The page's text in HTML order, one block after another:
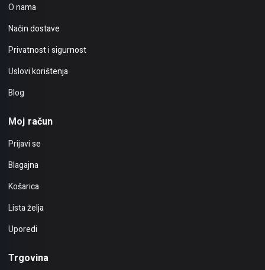
O nama
Način dostave
Privatnost i sigurnost
Uslovi korištenja
Blog
Moj račun
Prijavi se
Blagajna
Košarica
Lista želja
Uporedi
Trgovina